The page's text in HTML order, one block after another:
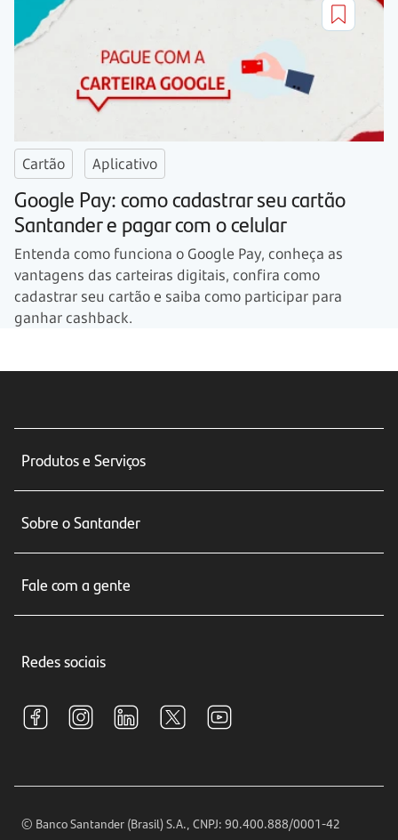
Cartão Aplicativo
Google Pay: como cadastrar seu cartão
Santander e pagar com o celular
Entenda como funciona o Google Pay, conheça as
vantagens das carteiras digitais, confira como
cadastrar seu cartão e saiba como participar para
ganhar cashback.
Produtos e Serviços
Seguros
Crédito e Financiamentos
Investimentos
Sobre o Santander
Relações com Investidores
Fale com a gente
Central de Renegociação
S.A.C
Encontre nossas agências
Horários de Atendimento
Redes sociais
© Banco Santander (Brasil) S.A., CNPJ: 90.400.888/0001-42